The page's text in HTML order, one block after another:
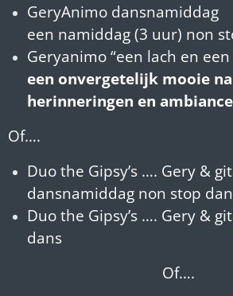
GeryAnimo
een namiddag (3 uur) non
Geryanimo “een lach en
een onvergetelijk mooie
herinneringen en ambiance
Of….
Duo the Gipsy’s …. Gery &
dansnamiddag non stop
Duo the Gipsy’s …. Gery &
dans
Of….